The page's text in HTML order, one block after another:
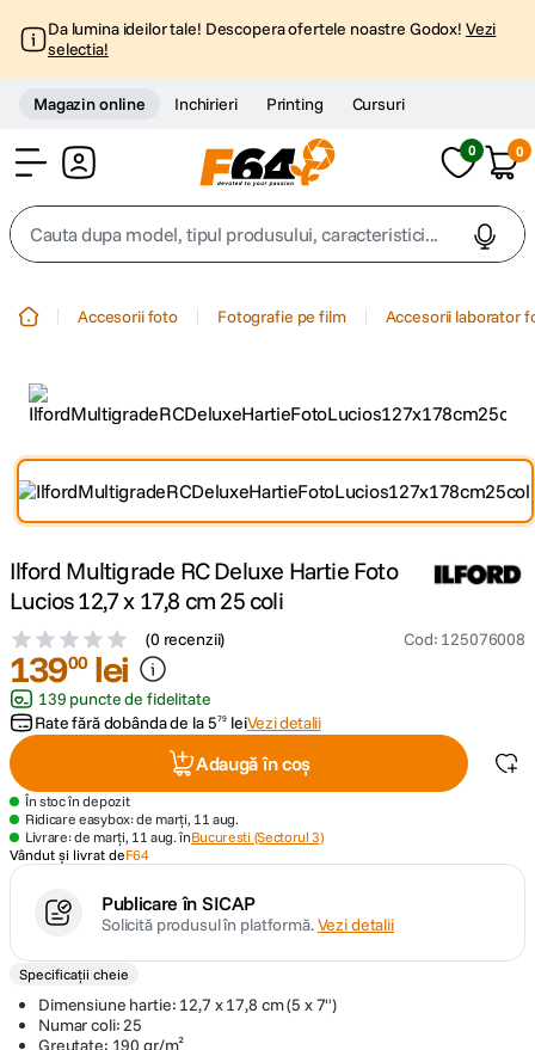
Da lumina ideilor tale! Descopera ofertele noastre Godox! Vezi
selectia!
Magazin online Inchirieri Printing Cursuri
0 0
Cauta dupa model, tipul produsului, caracteristici...
2. trepied
4. peak design
canon sx740 hs
6. lavaliera
7. sony fx
card memorie
9. dji mic mini
dji osmo
Accesorii foto Fotografie pe film Accesorii laborator
Ilford Multigrade RC Deluxe Hartie Foto
Lucios 12,7 x 17,8 cm 25 coli
(0 recenzii) Cod: 125076008
13900 lei
139 puncte de fidelitate
Rate fără dobânda de la579 leiVezi detalii
Adaugă în coș
În stoc în depozit
Ridicare easybox: de marți, 11 aug.
Livrare: de marți, 11 aug. înBucuresti (Sectorul 3)
Vândut și livrat deF64
Publicare în SICAP
Solicită produsul în platformă.Vezi detalii
Specificații cheie
Dimensiune hartie: 12,7 x 17,8 cm (5 x 7")
Numar coli: 25
Greutate: 190 gr/m²